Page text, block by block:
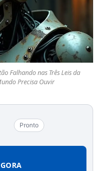
Falhando nas Três Leis da
Precisa Ouvir
Pronto